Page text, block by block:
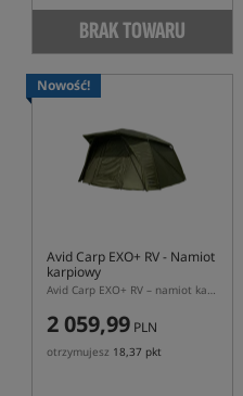
BRAK TOWARU
Nowość!
Avid Carp EXO+ RV- Namiot
karpiowy
Avid Carp EXO+ RV – namiot karpiowy 1 osobowy +
2 059,99 PLN
otrzymujesz 18,37 pkt